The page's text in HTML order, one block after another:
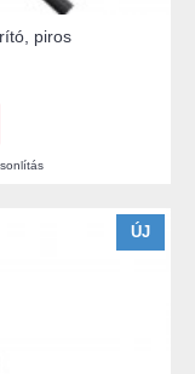
piros
ÚJ